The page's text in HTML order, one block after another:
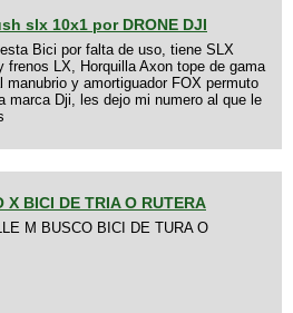
slx 10x1 por DRONE DJI
Bici por falta de uso, tiene SLX
frenos LX, Horquilla Axon tope de gama
manubrio y amortiguador FOX permuto
marca Dji, les dejo mi numero al que le
X BICI DE TRIA O RUTERA
M BUSCO BICI DE TURA O